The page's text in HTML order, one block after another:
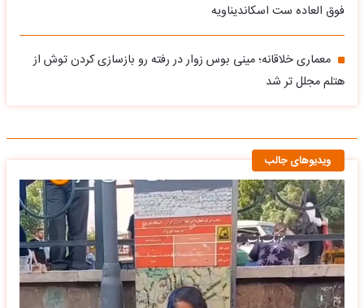
فوق العاده ست اسکاندیناویه
معماری خلاقانه؛ مینی بوس زوار در رفته رو بازسازی کردن توش از
هتلم مجلل تر شد
ویدیوهای جالب